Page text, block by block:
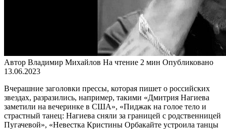
Автор Владимир Михайлов На чтение 2 мин Опубликовано
13.06.2023
Вчерашние заголовки прессы, которая пишет о российских
звездах, разразились, например, такими «Дмитрия Нагиева
заметили на вечеринке в США», «Пиджак на голое тело и
страстный танец: Нагиева сняли за границей с родственницей
Пугачевой», «Невестка Кристины Орбакайте устроила танцы